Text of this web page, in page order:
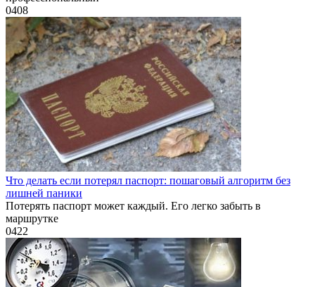
0408
Что делать если потерял паспорт: пошаговый алгоритм без
лишней паники
Потерять паспорт может каждый. Его легко забыть в
маршрутке
0422